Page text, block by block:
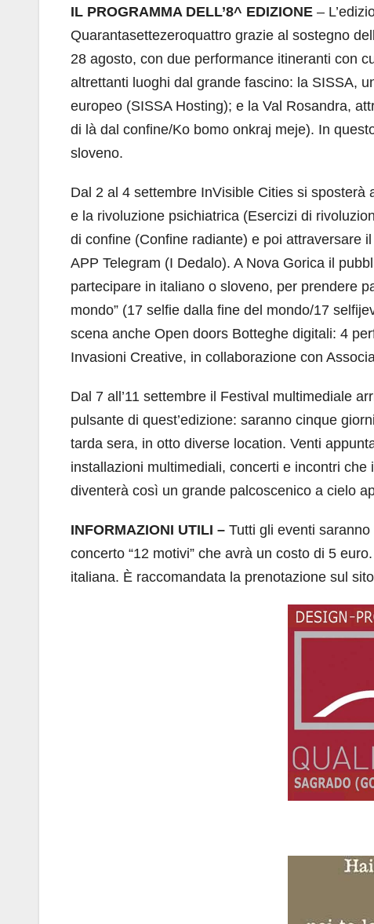
IL PROGRAMMA DELL’8^ EDIZIONE –
Quarantasettezeroquattro grazie al sostegno
28 agosto, con due performance itineranti con
altrettanti luoghi dal grande fascino: la SISSA,
europeo (SISSA Hosting); e la Val Rosandra,
di là dal confine/Ko bomo onkraj meje). In
sloveno.
Dal 2 al 4 settembre InVisible Cities si
e la rivoluzione psichiatrica (Esercizi di
di confine (Confine radiante) e poi attraversare
APP Telegram (I Dedalo). A Nova Gorica il
partecipare in italiano o sloveno, per prendere
mondo” (17 selfie dalla fine del mondo/17
scena anche Open doors Botteghe digitali: 4
Invasioni Creative, in collaborazione con
Dal 7 all’11 settembre il Festival multimediale
pulsante di quest’edizione: saranno cinque
tarda sera, in otto diverse location. Venti
installazioni multimediali, concerti e incontri
diventerà così un grande palcoscenico a cielo
INFORMAZIONI UTILI – Tutti gli eventi
concerto “12 motivi” che avrà un costo di 5
italiana. È raccomandata la prenotazione sul sito